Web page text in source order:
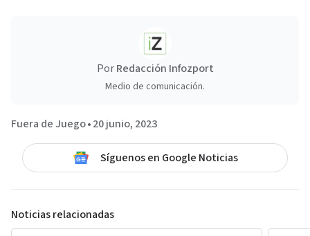
PorRedacción Infozport
Medio de comunicación.
Fuera de Juego•20 junio, 2023
Síguenos en Google Noticias
Noticias relacionadas